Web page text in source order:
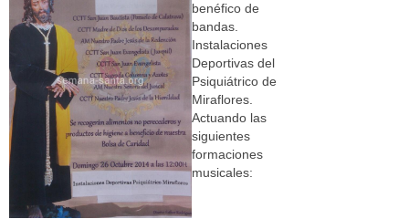
benéfico de
bandas.
Instalaciones
Deportivas del
Psiquiátrico de
Miraflores.
Actuando las
siguientes
formaciones
musicales: